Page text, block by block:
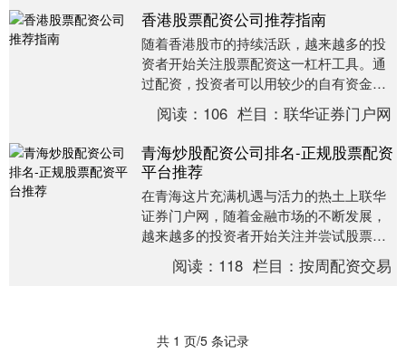
香港股票配资公司推荐指南
随着香港股市的持续活跃，越来越多的投
资者开始关注股票配资这一杠杆工具。通
过配资，投资者可以用较少的自有资金撬
动更大的投资规模，从而放大收益。然而
联华证券，香港作....
阅读： 106 栏目：联华证券门户网
青海炒股配资公司排名-正规股票配资
平台推荐
在青海这片充满机遇与活力的热土上联华
证券门户网，随着金融市场的不断发展，
越来越多的投资者开始关注并尝试股票配
资这一杠杆工具。然而，面对市场上众多
的配资公司，如何....
阅读： 118 栏目：按周配资交易
共 1 页/5 条记录